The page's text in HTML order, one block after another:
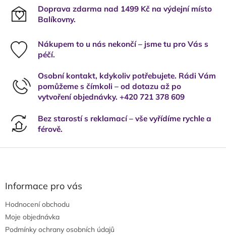
Doprava zdarma nad 1499 Kč na výdejní místo
Balíkovny.
Nákupem to u nás nekončí – jsme tu pro Vás s
péčí.
Osobní kontakt, kdykoliv potřebujete. Rádi Vám
pomůžeme s čímkoli – od dotazu až po
vytvoření objednávky. +420 721 378 609
Bez starostí s reklamací – vše vyřídíme rychle a
férově.
Informace pro vás
Hodnocení obchodu
Moje objednávka
Podmínky ochrany osobních údajů